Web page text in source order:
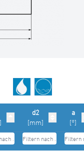
d2
[mm]
a
[°]